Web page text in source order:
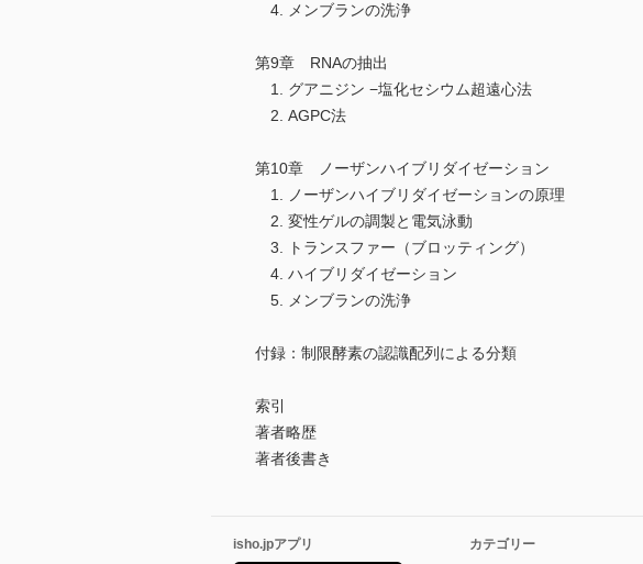
4. メンブランの洗浄
第9章 RNAの抽出
1. グアニジン −塩化セシウム超遠心法
2. AGPC法
第10章 ノーザンハイブリダイゼーション
1. ノーザンハイブリダイゼーションの原理
2. 変性ゲルの調製と電気泳動
3. トランスファー（ブロッティング）
4. ハイブリダイゼーション
5. メンブランの洗浄
付録：制限酵素の認識配列による分類
索引
著者略歴
著者後書き
isho.jpアプリ
カテゴリー